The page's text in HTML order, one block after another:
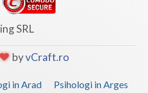
SRL
byvCraft.ro
in Arad
Psihologi in Arges